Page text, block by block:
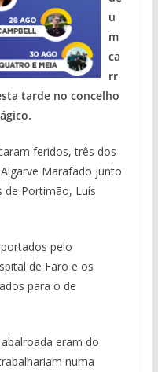
u
m
ca
rr
tarde no concelho
feridos, três dos
Marafado junto
de Portimão, Luís
pelo
de Faro e os
para o de
eram do
numa